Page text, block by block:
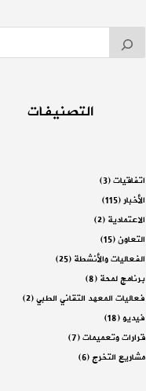
التصنيفات
اتفاقيات(3)
الأخبار(115)
الاعتمادية(2)
التعاون(15)
الفعاليات والأنشطة(25)
برنامج لمحة(8)
فعاليات المعهد التقاني الطبي(2)
فيديو(18)
قرارات وتعميمات(7)
مشاريع التخرج(6)